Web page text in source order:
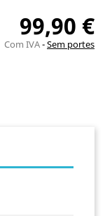
99,90 €
Com IVA Sem portes